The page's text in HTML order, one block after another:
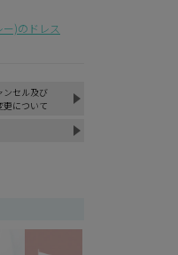
ー)のドレス
ンセル及び
更について